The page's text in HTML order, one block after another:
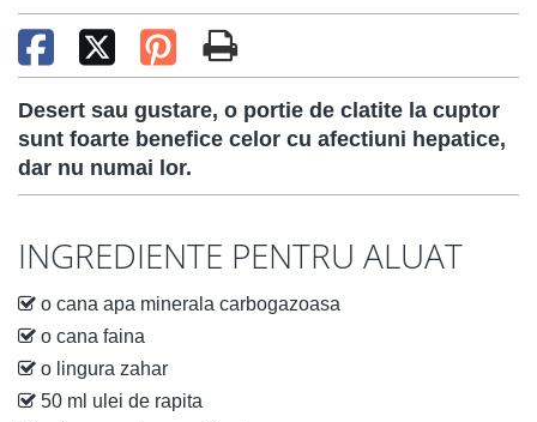
Desert sau gustare, o portie de clatite la cuptor
sunt foarte benefice celor cu afectiuni hepatice,
dar nu numai lor.
INGREDIENTE PENTRU ALUAT
o cana apa minerala carbogazoasa
o cana faina
o lingura zahar
50 ml ulei de rapita